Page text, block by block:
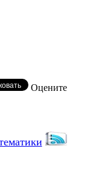
Оцените